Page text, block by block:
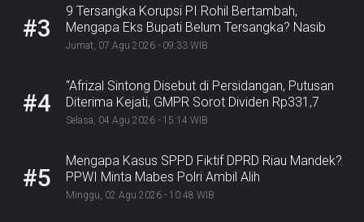
#3
9 Tersangka Korupsi PI Rohil Bertambah,
Mengapa Eks Bupati Belum Tersangka? Nasib
Rp9,2 Miliar
Jumat, 07 Agu 2026 - 09:33 WIB
#4
“Afrizal Sintong Disebut di Persidangan, Putusan
Diterima Kejati, GMPR Sorot Dividen Rp331,7
Miliar”
Selasa, 04 Agu 2026 - 15:14 WIB
#5
Mengapa Kasus SPPD Fiktif DPRD Riau Mandek?
PPWI Minta Mabes Polri Ambil Alih
Minggu, 02 Agu 2026 - 10:48 WIB